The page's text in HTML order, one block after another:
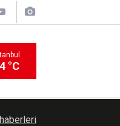
°C
arşiv katında çıkan yangın
haberleri